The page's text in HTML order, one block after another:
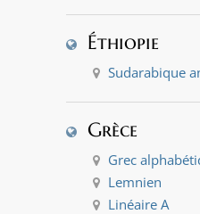
Éthiopie
Sudarabique
Grèce
Grec
Lemnien
Linéaire A